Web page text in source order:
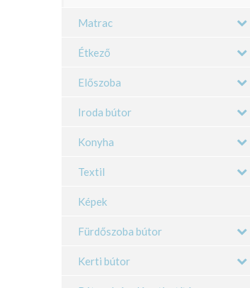
Matrac
Étkező
Előszoba
Iroda bútor
Konyha
Textil
Képek
Fürdőszoba bútor
Kerti bútor